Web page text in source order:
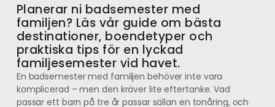
Planerar ni badsemester med
familjen? Läs vår guide om bästa
destinationer, boendetyper och
praktiska tips för en lyckad
familjesemester vid havet.
En badsemester med familjen behöver inte vara
komplicerad – men den kräver lite eftertanke. Vad
passar ett barn på tre år passar sällan en tonåring, och